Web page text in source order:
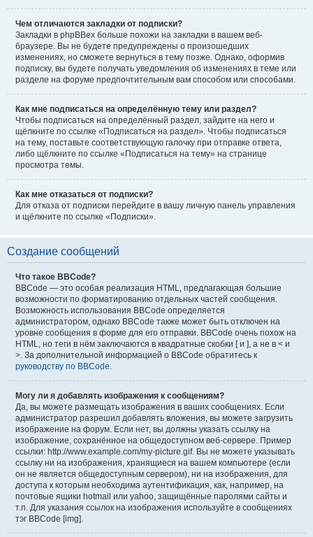
Чем отличаются закладки от подписки?
Закладки в phpBBex больше похожи на закладки в вашем веб-
браузере. Вы не будете предупреждены о произошедших
изменениях, но сможете вернуться в тему позже. Однако, оформив
подписку, вы будете получать уведомления об изменениях в теме или
разделе на форуме предпочтительным вам способом или способами.
Как мне подписаться на определённую тему или раздел?
Чтобы подписаться на определённый раздел, зайдите на него и
щёлкните по ссылке «Подписаться на раздел». Чтобы подписаться
на тему, поставьте соответствующую галочку при отправке ответа,
либо щёлкните по ссылке «Подписаться на тему» на странице
просмотра темы.
Как мне отказаться от подписки?
Для отказа от подписки перейдите в вашу личную панель управления
и щёлкните по ссылке «Подписки».
Создание сообщений
Что такое BBCode?
BBCode — это особая реализация HTML, предлагающая большие
возможности по форматированию отдельных частей сообщения.
Возможность использования BBCode определяется
администратором, однако BBCode также может быть отключен на
уровне сообщения в форме для его отправки. BBCode очень похож на
HTML, но теги в нём заключаются в квадратные скобки [ и ], а не в < и
>. За дополнительной информацией о BBCode обратитесь к
руководству по BBCode.
Могу ли я добавлять изображения к сообщениям?
Да, вы можете размещать изображения в ваших сообщениях. Если
администратор разрешил добавлять вложения, вы можете загрузить
изображение на форум. Если нет, вы должны указать ссылку на
изображение, сохранённое на общедоступном веб-сервере. Пример
ссылки: http://www.example.com/my-picture.gif. Вы не можете указывать
ссылку ни на изображения, хранящиеся на вашем компьютере (если
он не является общедоступным сервером), ни на изображения, для
доступа к которым необходима аутентификация, как, например, на
почтовые ящики hotmail или yahoo, защищённые паролями сайты и
т.п. Для указания ссылок на изображения используйте в сообщениях
тэг BBCode [img].